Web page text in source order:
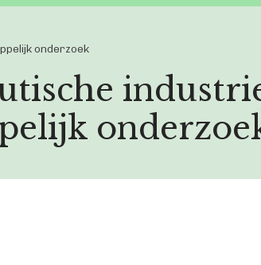
onderzoek